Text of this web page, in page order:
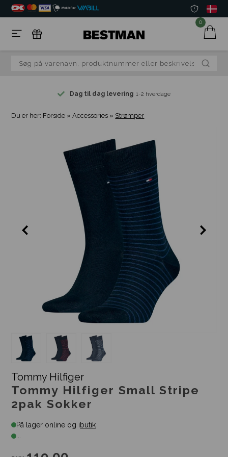
0
Dag til dag levering 1-2 hverdage
Du er her: Forside »Accessories » Strømper
Tommy Hilfiger
Tommy Hilfiger Small Stripe
2pak Sokker
På lager online og ibutik
...